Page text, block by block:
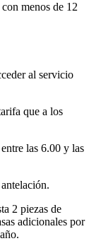
menos de 12
al servicio
que a los
las 6.00 y las
2 piezas de
adicionales por